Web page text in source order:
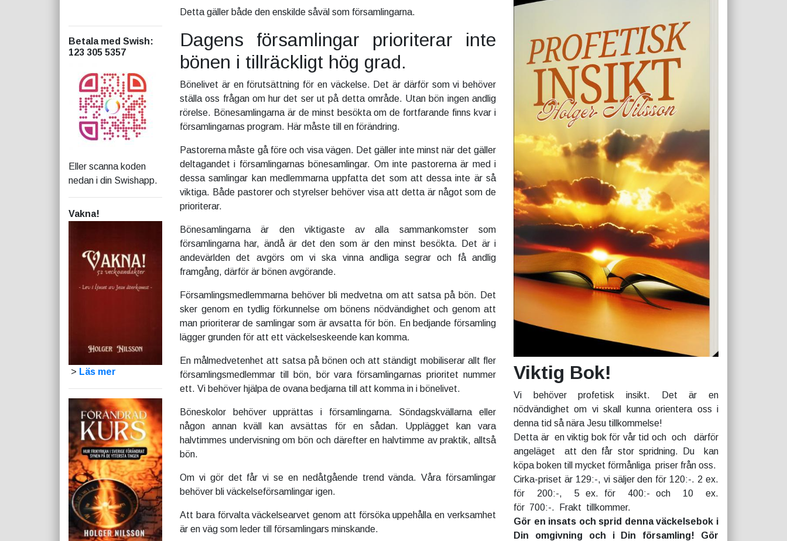
Betala med Swish:
123 305 5357
Eller scanna koden
nedan i din Swishapp.
Vakna!
> Läs mer
Detta gäller både den enskilde såväl som församlingarna.
Dagens församlingar prioriterar inte
bönen i tillräckligt­ hög grad.
Bönelivet är en förutsättning för en väckelse. Det är därför som vi behöver
ställa oss frågan om hur det ser ut på detta område. Utan bön ingen andlig
rörelse. Bönesamlingarna är de minst besökta om de fortfarande finns kvar i
församlingarnas program. Här måste till en förändring.
Pastorerna måste gå före och visa vägen. Det gäller inte minst när det gäller
deltagandet i församlingarnas bönesamlingar. Om inte pastorerna är med i
dessa samlingar kan medlemmarna uppfatta det som att dessa inte är så
viktiga. Både pastorer och styrelser behöver visa att detta är något som de
prioriterar.
Bönesamlingarna är den
viktigaste av alla sammankomster som
församlingarna har, ändå är det den som är den minst besökta. Det är i
andevärlden det avgörs om vi ska vinna andliga segrar och få andlig
framgång, därför är bönen avgörande.
Församlingsmedlemmarna behöver bli medvetna om att satsa på bön. Det
sker genom en tydlig förkunnelse om bönens nödvändighet och genom att
man prioriterar de samlingar som är avsatta för bön. En bedjande församling
lägger grunden för att ett väckelseskeende kan komma.
En målmedvetenhet att satsa på bönen och att ständigt mobiliserar allt fler
församlingsmedlemmar till bön, bör vara församlingarnas prioritet nummer
ett. Vi behöver hjälpa de ovana bedjarna till att komma in i bönelivet.
Böneskolor behöver upprättas i församlingarna. Söndagskvällarna eller
någon annan kväll kan avsättas för en sådan. Upplägget kan vara
halvtimmes undervisning om bön och därefter en halvtimme av praktik, alltså
bön.
Om vi gör det får vi se en nedåtgående­ trend vända. Våra församlingar
behöver bli väckelseförsamlingar­ igen.
Att bara förvalta väckelse­arvet genom­ att försöka uppehålla en verksamhet
är en väg som leder till församlingars minskande.
Viktig Bok!
Vi behöver profetisk insikt. Det är en
nödvändighet om vi skall kunna orientera oss i
denna tid så nära Jesu tillkommelse!
Detta är en viktig bok för vår tid och och därför
angeläget att den får stor spridning. Du kan
köpa boken till mycket förmånliga priser från oss.
Cirka-priset är 129:-, vi säljer den för 120:-. 2 ex.
för 200:-, 5 ex. för 400:- och 10 ex.
för 700:-. Frakt tillkommer.
Gör en insats och sprid denna väckelsebok i
Din omgivning och i Din församling! Gör